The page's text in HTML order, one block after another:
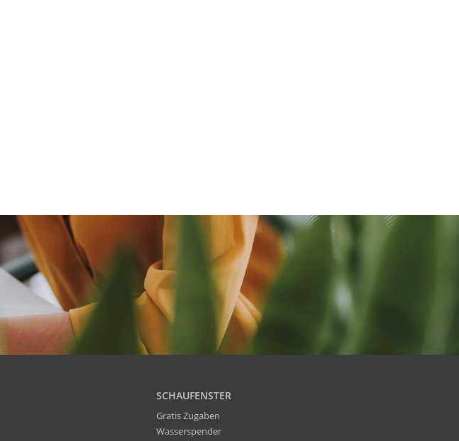
SCHAUFENSTER
Gratis Zugaben
Wasserspender